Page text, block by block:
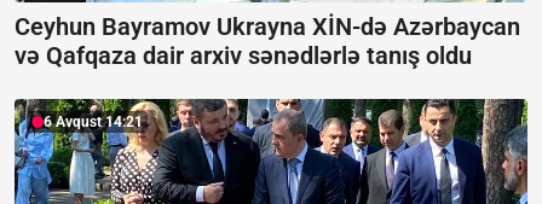
Ceyhun Bayramov Ukrayna XİN-də Azərbaycan
və Qafqaza dair arxiv sənədlərlə tanış oldu
6 Avqust 14:21